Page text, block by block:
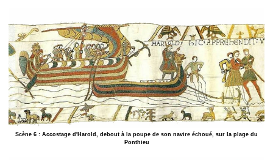
Scène 6 : Accostage d'Harold, debout à la poupe de son navire échoué, sur la plage du
Ponthieu